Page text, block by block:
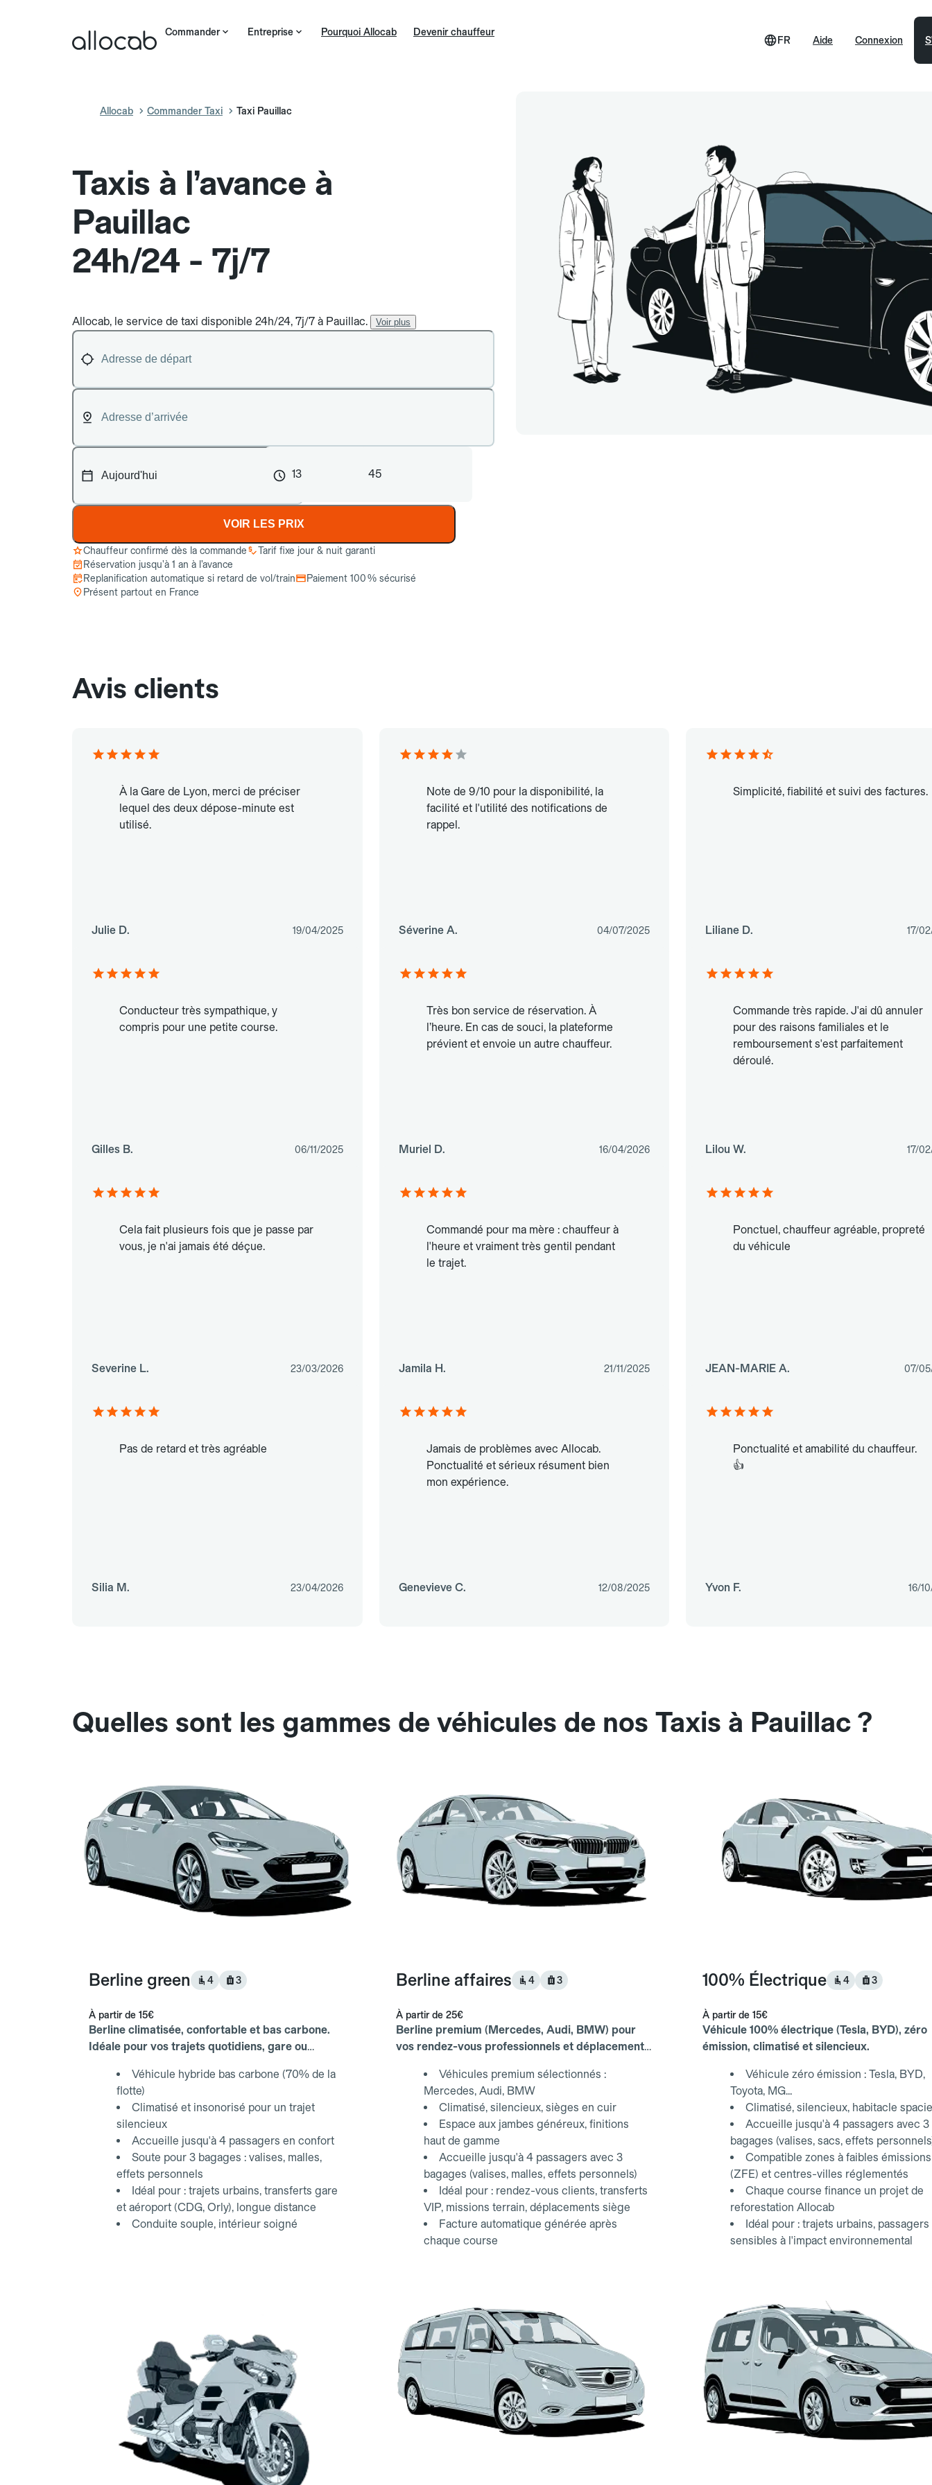
Commander Entreprise Pourquoi Allocab Devenir chauffeur
Aide
FR Connexion
Allocab Commander Taxi Taxi Pauillac
Taxis à l’avance à
Pauillac
24h/24 - 7j/7
Allocab, le service de taxi disponible 24h/24, 7j/7 à Pauillac. Voir plus
13 45
VOIR LES PRIX
Chauffeur confirmé dès la commande
Tarif fixe jour & nuit garanti
Réservation jusqu’à 1 an à l’avance
Replanification automatique si retard de vol/train
Paiement 100 % sécurisé
Présent partout en France
Avis clients
À la Gare de Lyon, merci de préciser
lequel des deux dépose-minute est
utilisé.
Julie D. 19/04/2025
Note de 9/10 pour la disponibilité, la
facilité et l'utilité des notifications de
rappel.
Séverine A. 04/07/2025
Simplicité, fiabilité et suivi des factures.
Liliane D. 17/
Conducteur très sympathique, y
compris pour une petite course.
Gilles B. 06/11/2025
Très bon service de réservation. À
l’heure. En cas de souci, la plateforme
prévient et envoie un autre chauffeur.
Muriel D. 16/04/2026
Commande très rapide. J'ai dû annuler
pour des raisons familiales et le
remboursement s'est parfaitement
déroulé.
Lilou W. 17/
Cela fait plusieurs fois que je passe par
vous, je n'ai jamais été déçue.
Severine L. 23/03/2026
Commandé pour ma mère : chauffeur à
l'heure et vraiment très gentil pendant
le trajet.
Jamila H. 21/11/2025
Ponctuel, chauffeur agréable, propreté
du véhicule
JEAN-MARIE A. 07/
Pas de retard et très agréable
Silia M. 23/04/2026
Jamais de problèmes avec Allocab.
Ponctualité et sérieux résument bien
mon expérience.
Genevieve C. 12/08/2025
Ponctualité et amabilité du chauffeur.
👍
Yvon F. 16/
Quelles sont les gammes de véhicules de nos Taxis à Pauillac ?
Berline green 4 3
À partir de 15€
Berline climatisée, confortable et bas carbone.
Idéale pour vos trajets quotidiens, gare ou
Véhicule hybride bas carbone (70% de la
flotte)
Climatisé et insonorisé pour un trajet
silencieux
Accueille jusqu'à 4 passagers en confort
Soute pour 3 bagages : valises, malles,
effets personnels
Idéal pour : trajets urbains, transferts gare
et aéroport (CDG, Orly), longue distance
Conduite souple, intérieur soigné
Berline affaires 4 3
À partir de 25€
Berline premium (Mercedes, Audi, BMW) pour
vos rendez-vous professionnels et déplacements
Véhicules premium sélectionnés :
Mercedes, Audi, BMW
Climatisé, silencieux, sièges en cuir
Espace aux jambes généreux, finitions
haut de gamme
Accueille jusqu'à 4 passagers avec 3
bagages (valises, malles, effets personnels)
Idéal pour : rendez-vous clients, transferts
VIP, missions terrain, déplacements siège
Facture automatique générée après
chaque course
100% Électrique 4 3
À partir de 15€
Véhicule 100% électrique (Tesla, BYD), zéro
émission, climatisé et silencieux.
Véhicule zéro émission : Tesla, BYD,
Toyota, MG...
Climatisé, silencieux, habitacle
Accueille jusqu'à 4 passagers avec 3
bagages (valises, sacs, effets
Compatible zones à faibles émissions
(ZFE) et centres-villes réglementés
Chaque course finance un projet de
reforestation Allocab
Idéal pour : trajets urbains, passagers
sensibles à l'impact environnemental